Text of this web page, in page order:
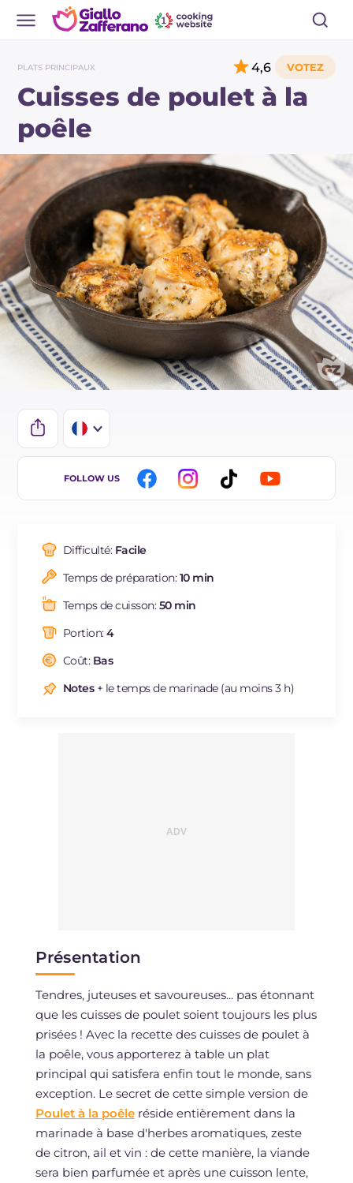
PLATS PRINCIPAUX
Cuisses de poulet à la
poêle
4,6
IT
ES
BR
NL
FOLLOW US
Difficulté: Facile
Temps de préparation:10 min
Temps de cuisson:50 min
Portion:4
Coût: Bas
Notes+ le temps de marinade (au moins 3 h)
Présentation
Tendres, juteuses et savoureuses... pas étonnant
que les cuisses de poulet soient toujours les plus
prisées ! Avec la recette des cuisses de poulet à
la poêle, vous apporterez à table un plat
principal qui satisfera enfin tout le monde, sans
exception. Le secret de cette simple version de
Poulet à la poêleréside entièrement dans la
marinade à base d'herbes aromatiques, zeste
de citron, ail et vin : de cette manière, la viande
sera bien parfumée et après une cuisson lente,